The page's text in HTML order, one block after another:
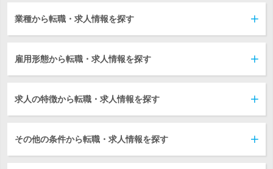
業種から転職・求人情報を探す
雇用形態から転職・求人情報を探す
求人の特徴から転職・求人情報を探す
その他の条件から転職・求人情報を探す